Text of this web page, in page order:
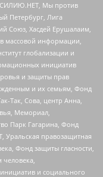
Мы против
Петербург, Лига
Союз, Хасдей Ерушалаим,
массовой информации,
глобализации и
инициатив
и защиты прав
и их семьям, Фонд
Так, Сова, центр Анна,
Мемориал,
Парк Гагарина, Фонд
правозащитная
Фонд защиты гласности,
и социального